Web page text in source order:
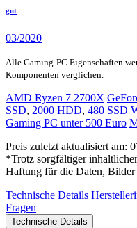
gut
03/2020
Alle Gaming-PC Eigenschaften
Komponenten verglichen.
AMD Ryzen 7 2700X
SSD, 2000 HDD, 480 SSD
Gaming PC unter 500 Euro
Preis zuletzt aktualisiert am:
*Trotz sorgfältiger
Haftung für die Daten, Bilder
Technische Details
Fragen
Technische Details